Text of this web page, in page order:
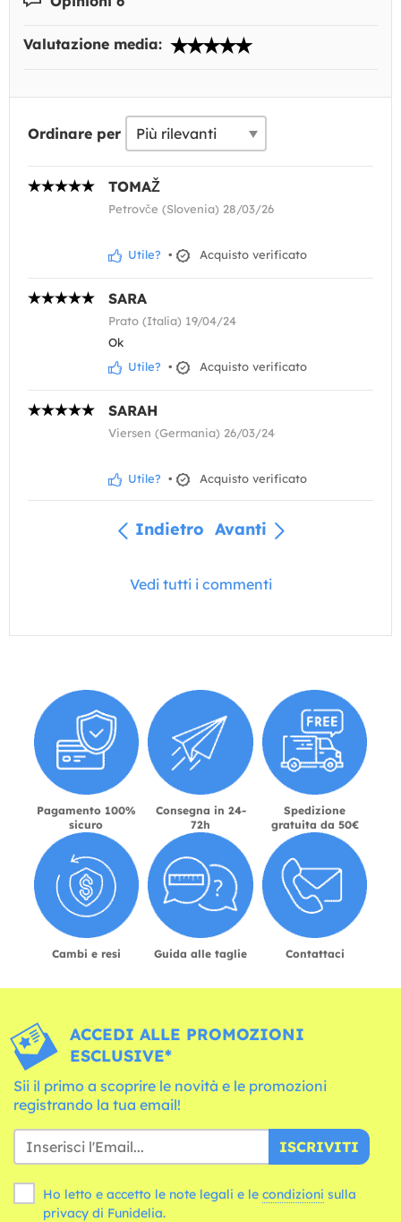
Valutazione media:
Ordinare per
TOMAŽ
Petrovče (Slovenia) 28/03/26
Utile? • Acquisto verificato
SARA
Prato (Italia) 19/04/24
Ok
Utile? • Acquisto verificato
SARAH
Viersen (Germania) 26/03/24
Utile? • Acquisto verificato
Indietro Avanti
Vedi tutti i commenti
Pagamento 100%
sicuro
Consegna in 24-
72h
Spedizione
gratuita da 50€
Cambi e resi Guida alle taglie Contattaci
ACCEDI ALLE PROMOZIONI
ESCLUSIVE*
Sii il primo a scoprire le novità e le promozioni
registrando la tua email!
ISCRIVITI
Ho letto e accetto le note legali e le condizioni
privacy di Funidelia.